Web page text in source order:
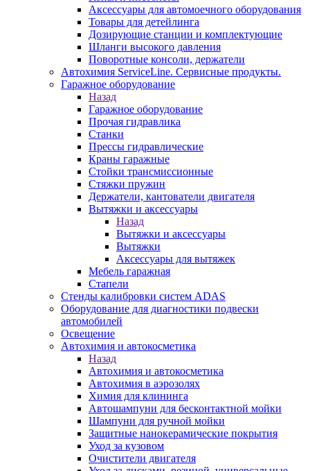
Аксессуары для автомоечного оборудования
Товары для детейлинга
Дозирующие станции и комплектующие
Шланги высокого давления
Поворотные консоли, держатели
Автохимия ServiceLine. Сервисные продукты.
Гаражное оборудование
Назад
Гаражное оборудование
Прочая гидравлика
Станки
Прессы гидравлические
Краны гаражные
Стойки трансмиссионные
Стяжки пружин
Держатели, кантователи двигателя
Вытяжки и аксессуары
Назад
Вытяжки и аксессуары
Вытяжки
Аксессуары для вытяжек
Мебель гаражная
Стапели
Стенды калибровки систем ADAS
Оборудование для диагностики подвески
автомобилей
Освещение
Автохимия и автокосметика
Назад
Автохимия и автокосметика
Автохимия в аэрозолях
Химия для клининга
Автошампуни для бесконтактной мойки
Шампуни для ручной мойки
Защитные нанокерамические покрытия
Уход за кузовом
Очистители двигателя